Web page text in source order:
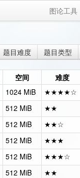
图论工具
题目难度 题目类型
空间 难度
1024 MiB ★★★★☆
512 MiB ★★
512 MiB ★★☆
512 MiB ★★★
512 MiB ★★★☆
512 MiB ★★